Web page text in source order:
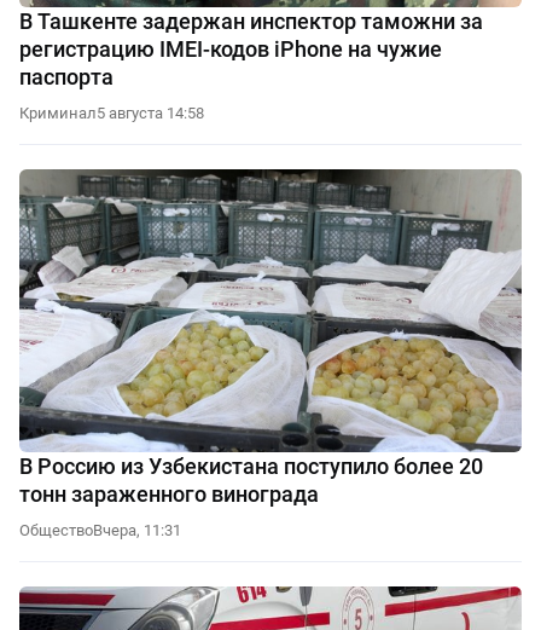
В Ташкенте задержан инспектор таможни за
регистрацию IMEI-кодов iPhone на чужие
паспорта
Криминал5 августа 14:58
В Россию из Узбекистана поступило более 20
тонн зараженного винограда
ОбществоВчера, 11:31